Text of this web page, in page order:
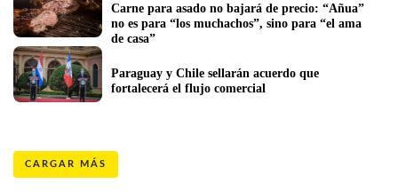
Carne para asado no bajará de precio: “Añua”
no es para “los muchachos”, sino para “el ama
de casa”
Paraguay y Chile sellarán acuerdo que
fortalecerá el flujo comercial
CARGAR MÁS